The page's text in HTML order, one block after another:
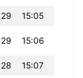
15:05
15:06
15:07